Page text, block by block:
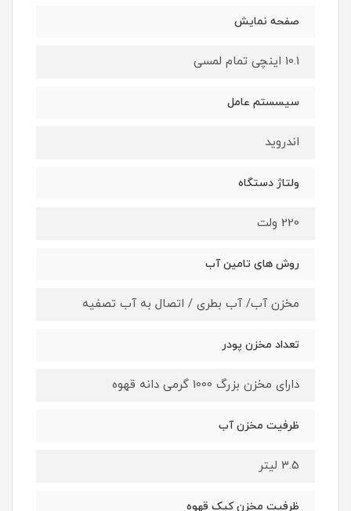
صفحه نمایش
10.1 اینچی تمام لمسی
سیسستم عامل
اندروید
ولتاژ دستگاه
220 ولت
روش های تامین آب
مخزن آب/ آب بطری / اتصال به آب تصفیه
تعداد مخزن پودر
دارای مخزن بزرگ 1000 گرمی دانه قهوه
ظرفیت مخزن آب
3.5 لیتر
ظرفیت مخزن کیک قهوه